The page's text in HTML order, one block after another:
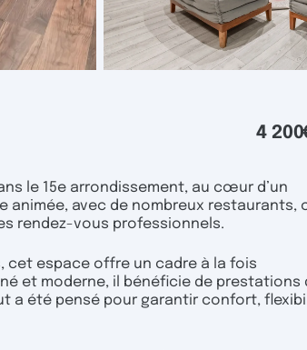
4 200
le 15e arrondissement, au cœur d’un
animée, avec de nombreux restaurants,
rendez-vous professionnels.
cet espace offre un cadre à la fois
et moderne, il bénéficie de prestations
a été pensé pour garantir confort,